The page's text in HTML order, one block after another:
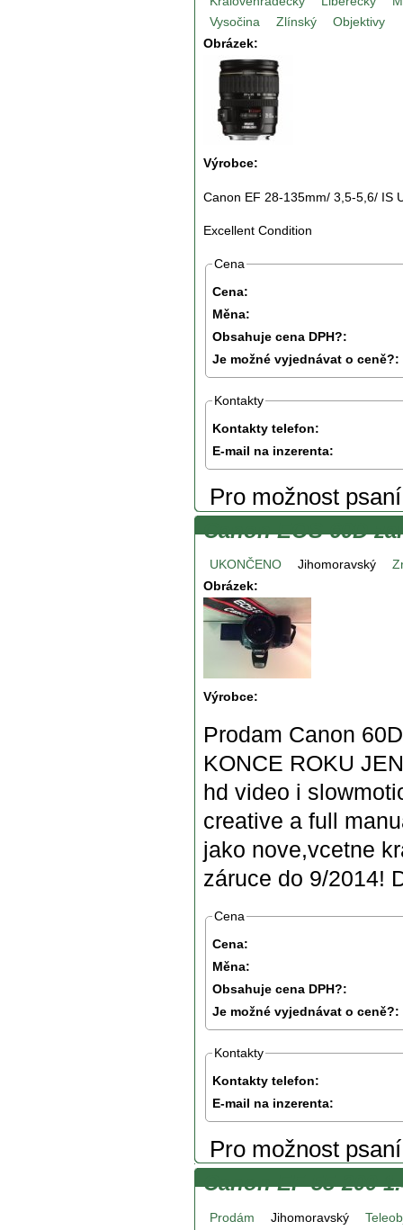
Vysočina
Zlínský
Objektivy
Obrázek:
Výrobce:
Canon EF 28-135mm/ 3,5-5,6/ IS
Excellent Condition
Cena
Cena:
Měna:
Obsahuje cena DPH?:
Je možné vyjednávat o ceně?:
Kontakty
Kontakty telefon:
E-mail na inzerenta:
Pro možnost
Canon EOS 60D
UKONČENO Jihomoravský
Obrázek:
Výrobce:
Prodam Canon
KONCE ROKU
hd video i
creative a full
jako nove,vcetne
záruce do 9/2014!
Cena
Cena:
Měna:
Obsahuje cena DPH?:
Je možné vyjednávat o ceně?:
Kontakty
Kontakty telefon:
E-mail na inzerenta:
Pro možnost
Canon EF 55-200
Prodám Jihomoravský